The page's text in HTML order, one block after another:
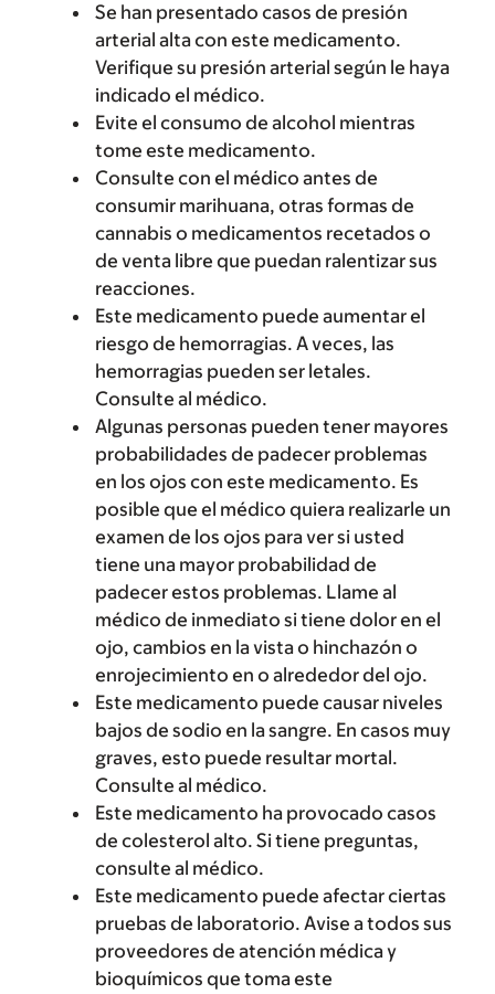
Se han presentado casos de presión
arterial alta con este medicamento.
Verifique su presión arterial según le haya
indicado el médico.
Evite el consumo de alcohol mientras
tome este medicamento.
Consulte con el médico antes de
consumir marihuana, otras formas de
cannabis o medicamentos recetados o
de venta libre que puedan ralentizar sus
reacciones.
Este medicamento puede aumentar el
riesgo de hemorragias. A veces, las
hemorragias pueden ser letales.
Consulte al médico.
Algunas personas pueden tener mayores
probabilidades de padecer problemas
en los ojos con este medicamento. Es
posible que el médico quiera realizarle un
examen de los ojos para ver si usted
tiene una mayor probabilidad de
padecer estos problemas. Llame al
médico de inmediato si tiene dolor en el
ojo, cambios en la vista o hinchazón o
enrojecimiento en o alrededor del ojo.
Este medicamento puede causar niveles
bajos de sodio en la sangre. En casos muy
graves, esto puede resultar mortal.
Consulte al médico.
Este medicamento ha provocado casos
de colesterol alto. Si tiene preguntas,
consulte al médico.
Este medicamento puede afectar ciertas
pruebas de laboratorio. Avise a todos sus
proveedores de atención médica y
bioquímicos que toma este